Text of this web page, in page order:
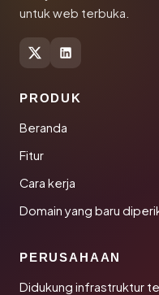
untuk web terbuka.
PRODUK
Beranda
Fitur
Cara kerja
Domain yang baru
PERUSAHAAN
Didukung infrastruktur